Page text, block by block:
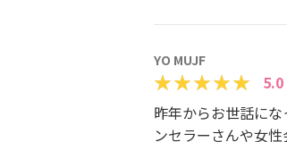
YO MUJF
5.0
昨年からお世話に
ンセラーさんや女